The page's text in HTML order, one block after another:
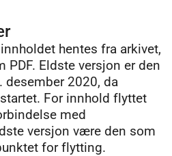
hentes fra arkivet,
PDF. Eldste versjon er den
desember 2020, da
For innhold flyttet
med
versjon være den som
for flytting.